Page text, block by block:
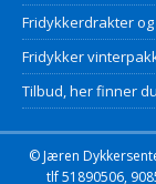
Fridykkerdrakter og
Fridykker
Tilbud, her finner
© Jæren
tlf 51890506,